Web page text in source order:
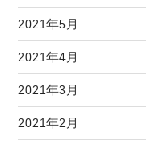
2021年5月
2021年4月
2021年3月
2021年2月